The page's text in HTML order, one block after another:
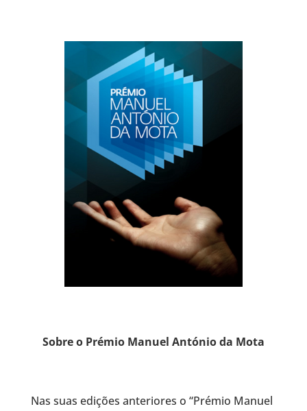
Sobre o Prémio Manuel António da Mota
Nas suas edições anteriores o “Prémio Manuel